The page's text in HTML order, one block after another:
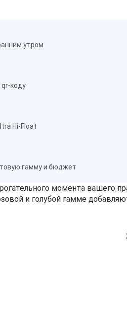
утром
коду
Hi-Float
гамму и бюджет
момента вашего
и голубой гамме